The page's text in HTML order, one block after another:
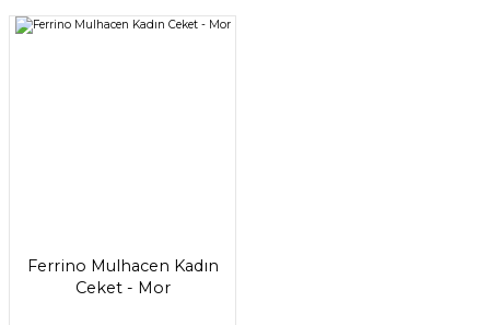
Ferrino Mulhacen Kadın
Ceket - Mor